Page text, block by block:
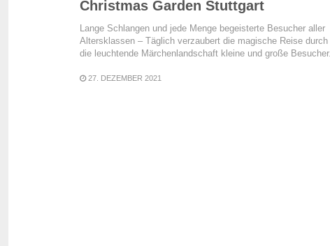
Christmas Garden Stuttgart
Lange Schlangen und jede Menge begeisterte Besucher aller
Altersklassen – Täglich verzaubert die magische Reise durch
die leuchtende Märchenlandschaft kleine und große Besucher.
27. DEZEMBER 2021